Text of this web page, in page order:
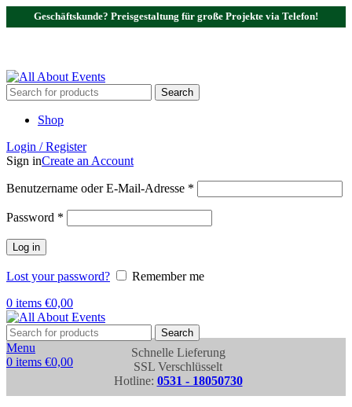
Geschäftskunde? Preisgestaltung für große Projekte via Telefon!
Search
Shop
Login / Register
Sign inCreate an Account
Benutzername oder E-Mail-Adresse *
Password *
Log in
Lost your password?
Remember me
0 items €0,00
Search
Menu
0 items €0,00
Schnelle Lieferung
SSL Verschlüsselt
Hotline: 0531 - 18050730